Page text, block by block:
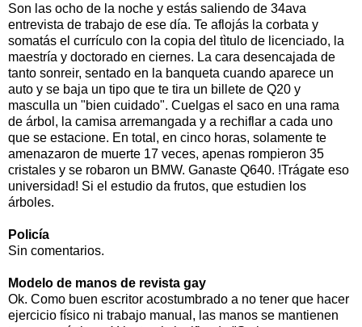
Son las ocho de la noche y estás saliendo de 34ava
entrevista de trabajo de ese día. Te aflojás la corbata y
somatás el currículo con la copia del tìtulo de licenciado, la
maestría y doctorado en ciernes. La cara desencajada de
tanto sonreir, sentado en la banqueta cuando aparece un
auto y se baja un tipo que te tira un billete de Q20 y
masculla un "bien cuidado". Cuelgas el saco en una rama
de árbol, la camisa arremangada y a rechiflar a cada uno
que se estacione. En total, en cinco horas, solamente te
amenazaron de muerte 17 veces, apenas rompieron 35
cristales y se robaron un BMW. Ganaste Q640. !Trágate eso
universidad! Si el estudio da frutos, que estudien los
árboles.
Policía
Sin comentarios.
Modelo de manos de revista gay
Ok. Como buen escritor acostumbrado a no tener que hacer
ejercicio físico ni trabajo manual, las manos se mantienen